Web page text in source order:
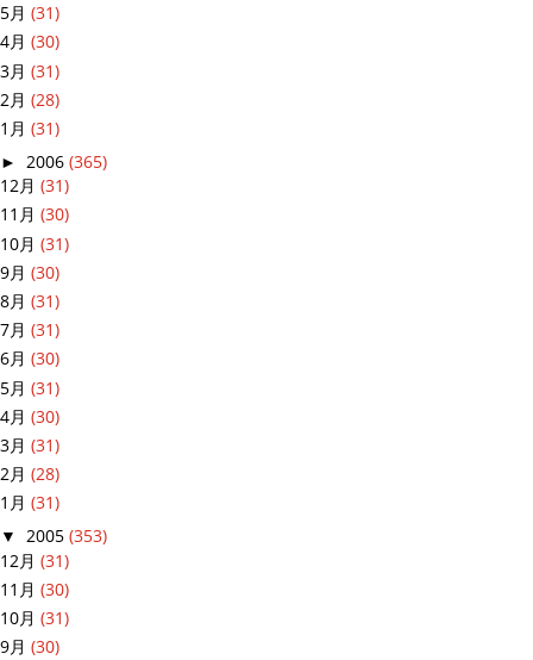
5月 (31)
4月 (30)
3月 (31)
2月 (28)
1月 (31)
► 2006 (365)
12月 (31)
11月 (30)
10月 (31)
9月 (30)
8月 (31)
7月 (31)
6月 (30)
5月 (31)
4月 (30)
3月 (31)
2月 (28)
1月 (31)
▼ 2005 (353)
12月 (31)
11月 (30)
10月 (31)
9月 (30)